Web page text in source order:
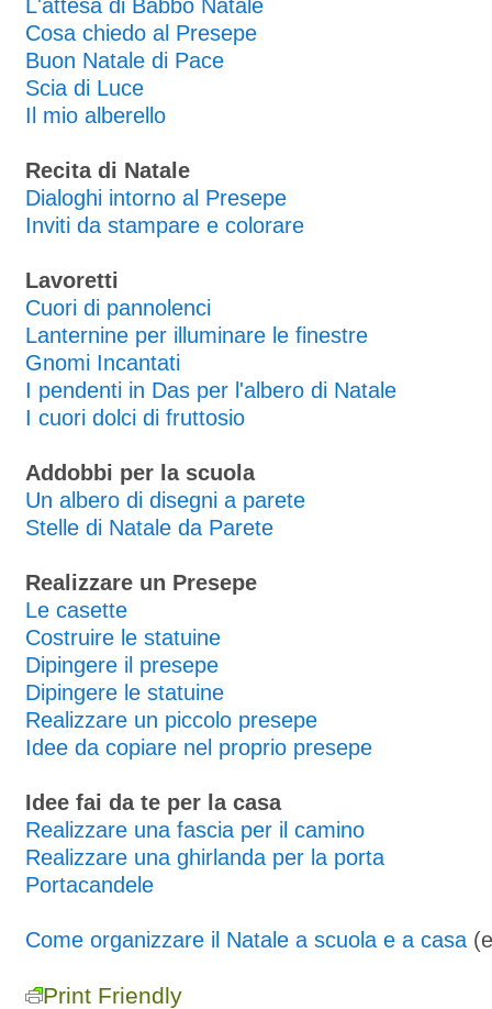
L'attesa di Babbo Natale
Cosa chiedo al Presepe
Buon Natale di Pace
Scia di Luce
Il mio alberello
Recita di Natale
Dialoghi intorno al Presepe
Inviti da stampare e colorare
Lavoretti
Cuori di pannolenci
Lanternine per illuminare le finestre
Gnomi Incantati
I pendenti in Das per l'albero di Natale
I cuori dolci di fruttosio
Addobbi per la scuola
Un albero di disegni a parete
Stelle di Natale da Parete
Realizzare un Presepe
Le casette
Costruire le statuine
Dipingere il presepe
Dipingere le statuine
Realizzare un piccolo presepe
Idee da copiare nel proprio presepe
Idee fai da te per la casa
Realizzare una fascia per il camino
Realizzare una ghirlanda per la porta
Portacandele
Come organizzare il Natale a scuola e a casa
Print Friendly